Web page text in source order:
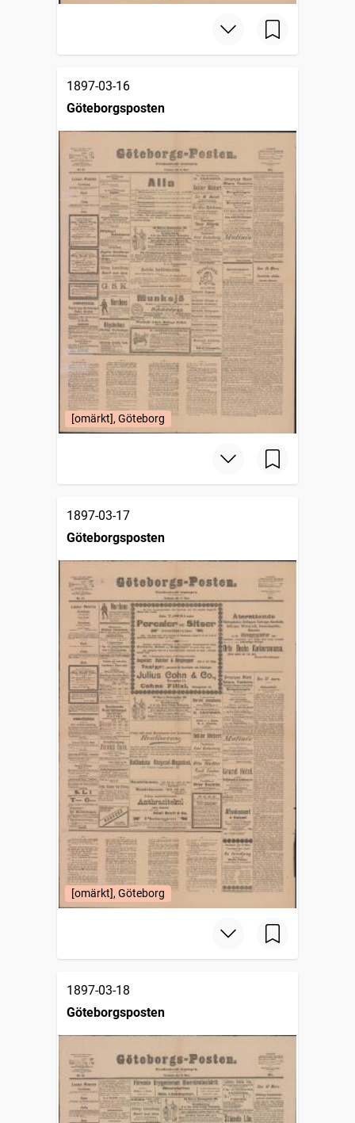
1897-03-16
Göteborgsposten
[omärkt], Göteborg
1897-03-17
Göteborgsposten
[omärkt], Göteborg
1897-03-18
Göteborgsposten